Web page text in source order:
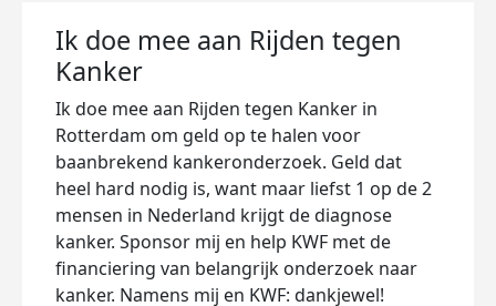
Ik doe mee aan Rijden tegen
Kanker
Ik doe mee aan Rijden tegen Kanker in
Rotterdam om geld op te halen voor
baanbrekend kankeronderzoek. Geld dat
heel hard nodig is, want maar liefst 1 op de 2
mensen in Nederland krijgt de diagnose
kanker. Sponsor mij en help KWF met de
financiering van belangrijk onderzoek naar
kanker. Namens mij en KWF: dankjewel!